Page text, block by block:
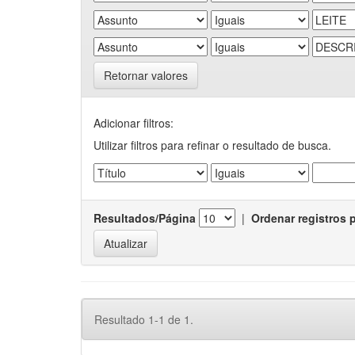
Retornar valores
Adicionar filtros:
Utilizar filtros para refinar o resultado de busca.
Resultados/Página | Ordenar registros
Resultado 1-1 de 1.